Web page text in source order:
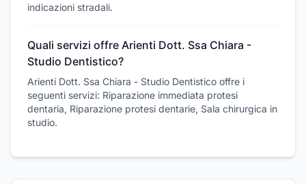
indicazioni stradali.
Quali servizi offre Arienti Dott. Ssa Chiara -
Studio Dentistico?
Arienti Dott. Ssa Chiara - Studio Dentistico offre i
seguenti servizi: Riparazione immediata protesi
dentaria, Riparazione protesi dentarie, Sala chirurgica in
studio.